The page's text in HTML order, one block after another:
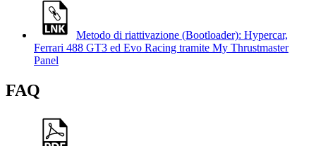
Metodo di riattivazione (Bootloader): Hypercar,
Ferrari 488 GT3 ed Evo Racing tramite My Thrustmaster
Panel
FAQ